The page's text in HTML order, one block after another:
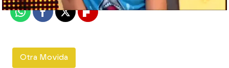
WhatsappFacebook
X Flipboard
Otra Movida